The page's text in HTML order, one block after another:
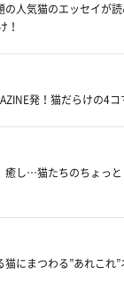
の人気猫のエッセイが
！
発！猫だらけの4
癒し…猫たちのちょっ
にまつわる”あれこれ”